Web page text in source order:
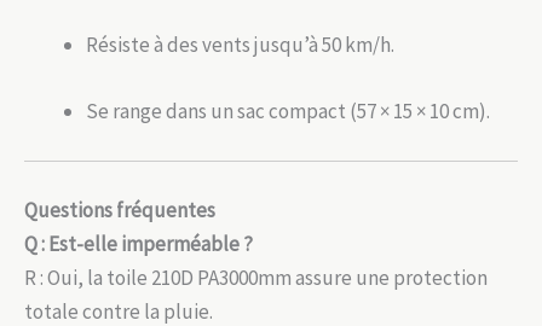
Résiste à des vents jusqu’à 50 km/h.
Se range dans un sac compact (57 × 15 × 10 cm).
Questions fréquentes
Q : Est-elle imperméable ?
R : Oui, la toile 210D PA3000mm assure une protection
totale contre la pluie.